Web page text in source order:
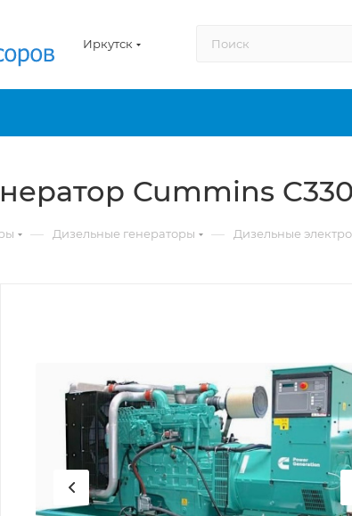
Иркутск
Cummins
— Дизельные генераторы — Дизельные